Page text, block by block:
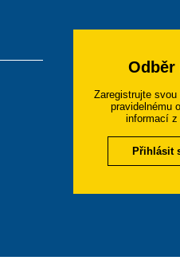
Odběr
Zaregistrujte
pravidelnému
informací z
Přihlásit